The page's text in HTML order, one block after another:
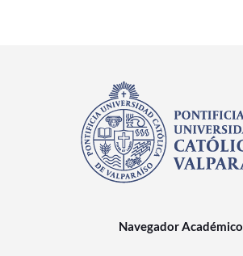
Navegador Académico